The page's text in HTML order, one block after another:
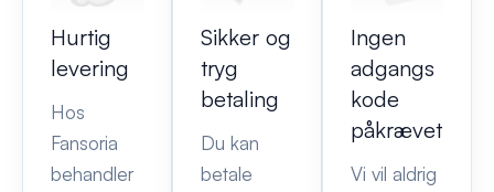
Hurtig
levering
Hos
Fansoria
behandler
Sikker og
tryg
betaling
Du kan
betale
Ingen
adgangs
kode
påkrævet
Vi vil aldrig